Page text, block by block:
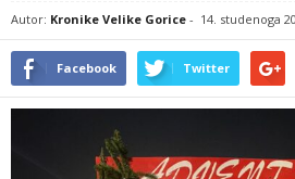
Autor: Kronike Velike Gorice - 14. studenoga
Facebook Twitter